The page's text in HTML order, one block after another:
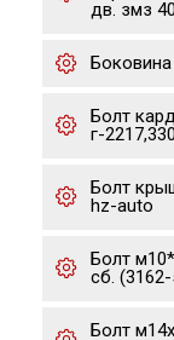
дв. змз
Боковина
Болт
г-
Болт
hz-auto
Болт
сб.
Болт